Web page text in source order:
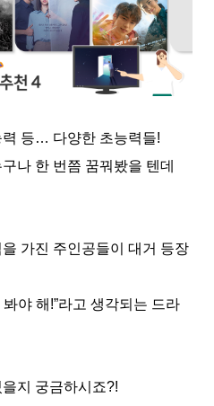
력 등… 다양한 초능력들!
나 한 번쯤 꿈꿔봤을 텐데
가진 주인공들이 대거 등장
야 해!”라고 생각되는 드라
지 궁금하시죠?!